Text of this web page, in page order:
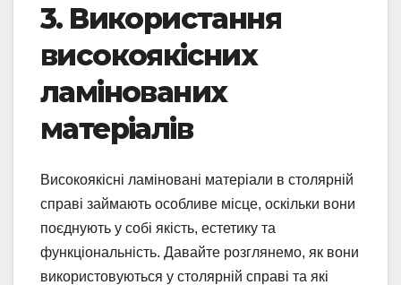
3. Використання
високоякісних
ламінованих
матеріалів
Високоякісні ламіновані матеріали в столярній
справі займають особливе місце, оскільки вони
поєднують у собі якість, естетику та
функціональність. Давайте розглянемо, як вони
використовуються у столярній справі та які